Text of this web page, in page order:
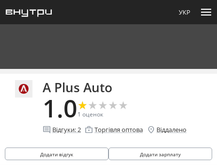
УКР menu
A Plus Auto
1.0★
★★
★★
★★
★★
★
1 оценок
comment Відгуки:2 enterprise Торгівля оптова location_on Віддалено
Додати відгук Додати зарплату